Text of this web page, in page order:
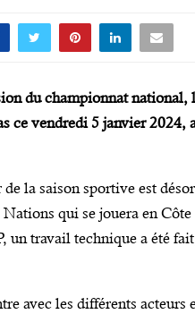
du championnat
ce vendredi 5 janvier
la saison sportive est
qui se jouera en
un travail technique a été
avec les différents acteurs